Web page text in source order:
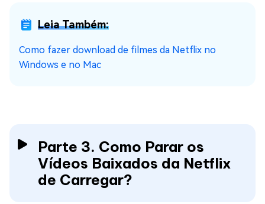
Leia Também:
Como fazer download de filmes da Netflix no
Windows e no Mac
Parte 3. Como Parar os
Vídeos Baixados da Netflix
de Carregar?